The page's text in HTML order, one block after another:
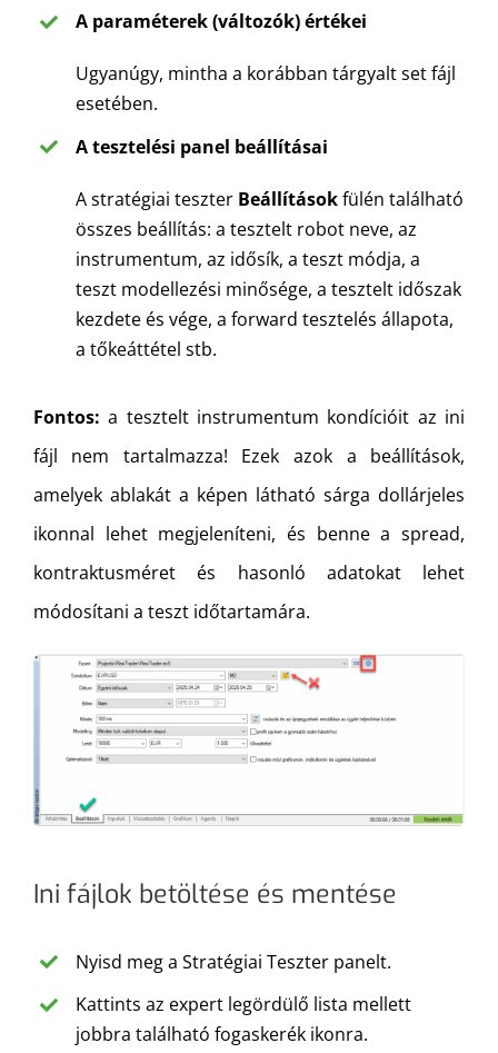
A paraméterek (változók) értékei
Ugyanúgy, mintha a korábban tárgyalt set fájl
esetében.
A tesztelési panel beállításai
A stratégiai teszter Beállításokfülén található
összes beállítás: a tesztelt robot neve, az
instrumentum, az idősík, a teszt módja, a
teszt modellezési minősége, a tesztelt időszak
kezdete és vége, a forward tesztelés állapota,
a tőkeáttétel stb.
Fontos:a tesztelt instrumentum kondícióit az ini
fájl nem tartalmazza! Ezek azok a beállítások,
amelyek ablakát a képen látható sárga dollárjeles
ikonnal lehet megjeleníteni, és benne a spread,
kontraktusméret és hasonló adatokat lehet
módosítani a teszt időtartamára.
Ini fájlok betöltése és mentése
Nyisd meg a Stratégiai Teszter panelt.
Kattints az expert legördülő lista mellett
jobbra található fogaskerék ikonra.